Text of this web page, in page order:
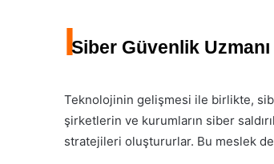
ISiber Güvenlik Uzmanı
Teknolojinin gelişmesi ile birlikte,
şirketlerin ve kurumların siber
stratejileri oluştururlar. Bu meslek